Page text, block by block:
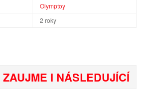
Olymptoy
2 roky
I NÁSLEDUJÍCÍ